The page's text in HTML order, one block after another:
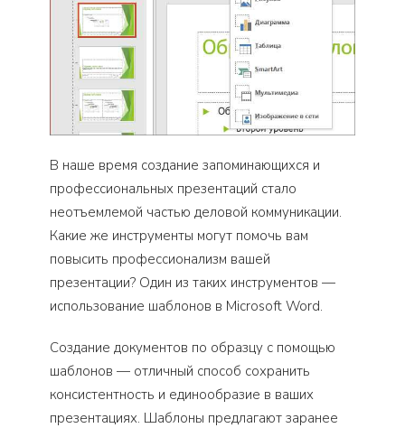
В наше время создание запоминающихся и
профессиональных презентаций стало
неотъемлемой частью деловой коммуникации.
Какие же инструменты могут помочь вам
повысить профессионализм вашей
презентации? Один из таких инструментов —
использование шаблонов в Microsoft Word.
Создание документов по образцу с помощью
шаблонов — отличный способ сохранить
консистентность и единообразие в ваших
презентациях. Шаблоны предлагают заранее